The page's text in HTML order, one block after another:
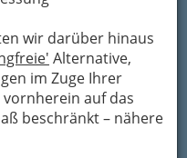
wir darüber hinaus
Alternative,
im Zuge Ihrer
auf das
beschränkt – nähere